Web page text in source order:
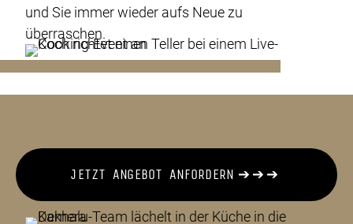
und Sie immer wieder aufs Neue zu
überraschen.
JETZT ANGEBOT ANFORDERN ➔ ➔ ➔